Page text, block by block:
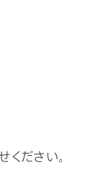
ださい。